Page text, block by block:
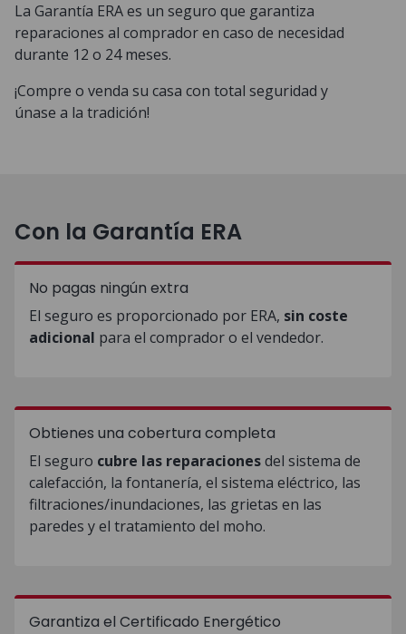
La Garantía ERA es un seguro que garantiza
reparaciones al comprador en caso de necesidad
durante 12 o 24 meses.
¡Compre o venda su casa con total seguridad y
únase a la tradición!
Con la Garantía ERA
No pagas ningún extra
El seguro es proporcionado por ERA, sin coste
adicional para el comprador o el vendedor.
Obtienes una cobertura completa
El seguro cubre las reparacionesdel sistema de
calefacción, la fontanería, el sistema eléctrico, las
filtraciones/inundaciones, las grietas en las
paredes y el tratamiento del moho.
Garantiza el Certificado Energético